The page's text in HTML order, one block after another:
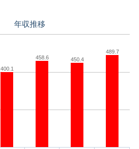
年収推移
400.1
458.6 450.4
489.7